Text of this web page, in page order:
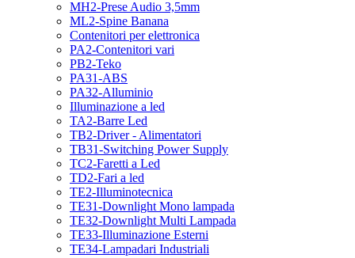
MH2-Prese Audio 3,5mm
ML2-Spine Banana
Contenitori per elettronica
PA2-Contenitori vari
PB2-Teko
PA31-ABS
PA32-Alluminio
Illuminazione a led
TA2-Barre Led
TB2-Driver - Alimentatori
TB31-Switching Power Supply
TC2-Faretti a Led
TD2-Fari a led
TE2-Illuminotecnica
TE31-Downlight Mono lampada
TE32-Downlight Multi Lampada
TE33-Illuminazione Esterni
TE34-Lampadari Industriali